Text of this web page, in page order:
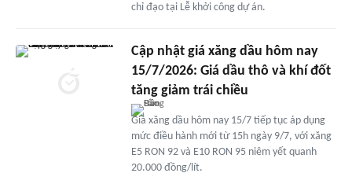
chỉ đạo tại Lễ khởi công dự án.
Cập nhật giá xăng dầu hôm nay
15/7/2026: Giá dầu thô và khí đốt
tăng giảm trái chiều
Giá xăng dầu hôm nay 15/7 tiếp tục áp dụng
mức điều hành mới từ 15h ngày 9/7, với xăng
E5 RON 92 và E10 RON 95 niêm yết quanh
20.000 đồng/lít.